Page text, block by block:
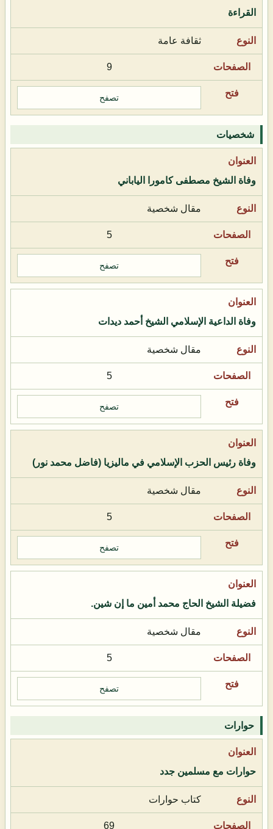
القراءة
ثقافة عامة
9
تصفح
شخصيات
وفاة الشيخ مصطفى كامورا الياباني
مقال شخصية
5
تصفح
وفاة الداعية الإسلامي الشيخ أحمد ديدات
مقال شخصية
5
تصفح
وفاة رئيس الحزب الإسلامي في ماليزيا (فاضل محمد نور)
مقال شخصية
5
تصفح
فضيلة الشيخ الحاج محمد أمين ما إن شين.
مقال شخصية
5
تصفح
حوارات
حوارات مع مسلمين جدد
كتاب حوارات
69